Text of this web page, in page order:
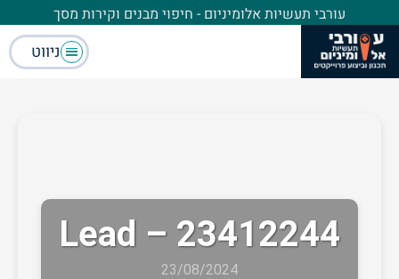
עורבי תעשיות אלומיניום - חיפוי מבנים וקירות מסך
ניווט
Lead – 23412244
23/08/2024